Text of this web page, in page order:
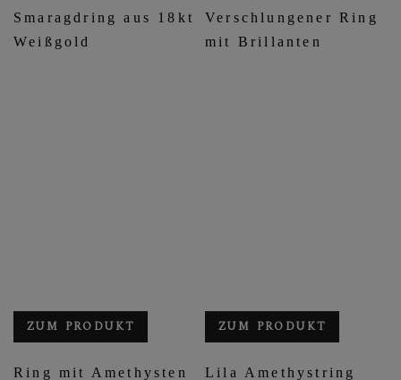
Smaragdring aus 18kt
Weißgold
Verschlungener Ring
mit Brillanten
ZUM PRODUKT
Ring mit Amethysten
ZUM PRODUKT
Lila Amethystring